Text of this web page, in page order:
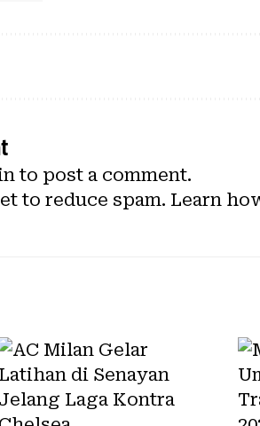
to post a comment.
to reduce spam. Learn